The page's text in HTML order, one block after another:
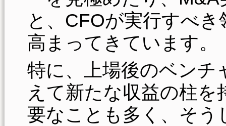
と、CFOが実行すべ
高まってきています。
特に、上場後のベンチ
えて新たな収益の柱
要なことも多く、そう